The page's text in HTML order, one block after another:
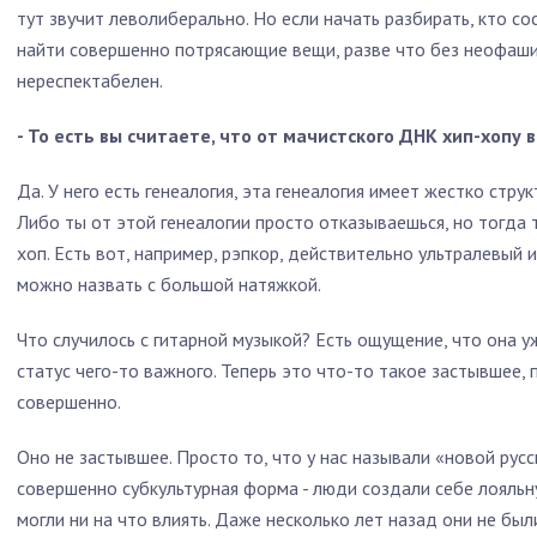
тут звучит леволиберально. Но если начать разбирать, кто
найти совершенно потрясающие вещи, разве что без
нереспектабелен.
- То есть вы считаете, что от мачистского ДНК хип-хопу
Да. У него есть генеалогия, эта генеалогия имеет жестко
Либо ты от этой генеалогии просто отказываешься, но
хоп. Есть вот, например, рэпкор, действительно
можно назвать с большой натяжкой.
Что случилось с гитарной музыкой? Есть ощущение, что она
статус чего-то важного. Теперь это что-то такое застывшее,
совершенно.
Оно не застывшее. Просто то, что у нас называли «новой
совершенно субкультурная форма - люди создали себе
могли ни на что влиять. Даже несколько лет назад они не